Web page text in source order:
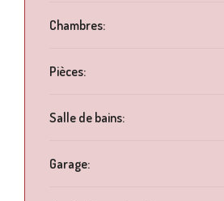
Chambres:
Pièces:
Salle de bains:
Garage: